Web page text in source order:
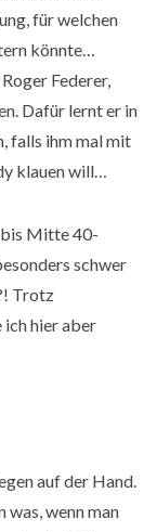
für welchen
könnte…
Federer,
Dafür lernt er in
falls ihm mal mit
klauen will…
bis Mitte 40-
schwer
Trotz
ich hier aber
auf der Hand.
was, wenn man